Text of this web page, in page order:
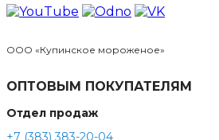
ООО «Купинское мороженое»
ОПТОВЫМ ПОКУПАТЕЛЯМ
Отдел продаж
+7 (383) 383-20-04